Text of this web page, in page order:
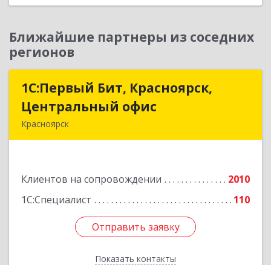
Ближайшие партнеры из соседних
регионов
1С:Первый Бит, Красноярск,
Центральный офис
Красноярск
Клиентов на сопровождении
2010
1С:Специалист
110
Отправить заявку
Показать контакты
1С:Первый Бит, Красноярск,
Центральный офис
Подробнее
Отправить заявку
Назад